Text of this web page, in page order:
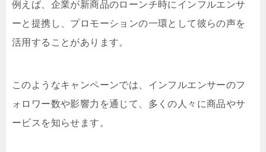
例えば、企業が新商品のローンチ時にインフルエンサ
ーと提携し、プロモーションの一環として彼らの声を
活用することがあります。
このようなキャンペーンでは、インフルエンサーのフ
ォロワー数や影響力を通じて、多くの人々に商品やサ
ービスを知らせます。